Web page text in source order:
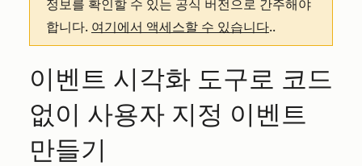
정보를 확인할 수 있는 공식 버전으로 간주해야
합니다. 여기에서 액세스할 수 있습니다..
이벤트 시각화 도구로 코드
없이 사용자 지정 이벤트
만들기